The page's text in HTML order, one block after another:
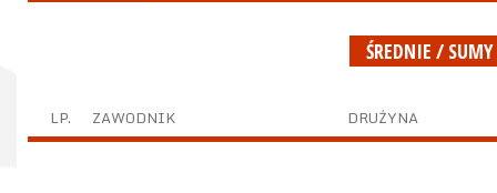
ŚREDNIE / SUMY
LP. ZAWODNIK DRUŻYNA